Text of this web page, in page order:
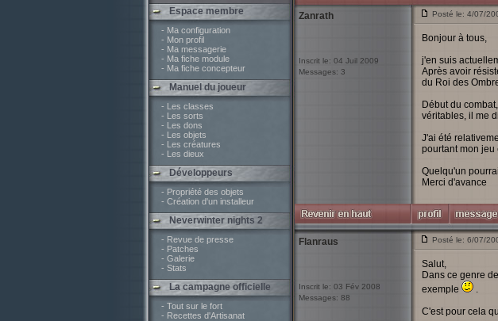
Espace membre
- Ma configuration
- Mon profil
- Ma messagerie
- Ma fiche module
- Ma fiche concepteur
Manuel du joueur
- Les classes
- Les sorts
- Les dons
- Les objets
- Les créatures
- Les dieux
Développeurs
- Propriété des objets
- Création d'un installeur
Neverwinter nights 2
- Revue de presse
- Patches
- Galerie
- Stats
La campagne officielle
- Tout sur le fort
- Recettes d'Artisanat
Zanrath
Inscrit le: 04 Juil 2009
Messages: 3
Posté le: 4/07/
Bonjour à tous,
j'en suis
Après avoir
du Roi des
Début du
véritables, il me
J'ai été
pourtant mon jeu
Quelqu'un
Merci d'avance
Flanraus
Inscrit le: 03 Fév 2008
Messages: 88
Posté le: 6/07/
Salut,
Dans ce genre
exemple
.
C'est pour cela